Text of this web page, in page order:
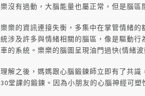
樂沒有過動，大腦能量也屬正常，但是腦區
樂樂的資訊連接失衡，多集中在掌管情緒
統涉及許多與情緒相關的腦區，像是驅動
車的系統。樂樂的腦圖呈現油門過快(情緒
理解之後，媽媽跟心腦鍛鍊師立即有了共
30堂課的鍛鍊。因為小朋友的心腦神經可